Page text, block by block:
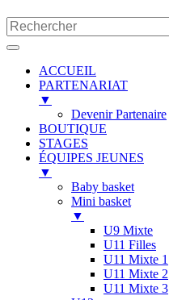
ACCUEIL
PARTENARIAT
▼
Devenir Partenaire
BOUTIQUE
STAGES
ÉQUIPES JEUNES
▼
Baby basket
Mini basket
▼
U9 Mixte
U11 Filles
U11 Mixte 1
U11 Mixte 2
U11 Mixte 3